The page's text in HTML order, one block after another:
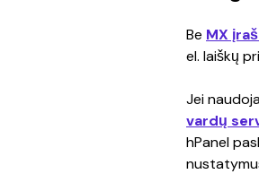
Be MX
el. laiškų
Jei
vardų
hPanel